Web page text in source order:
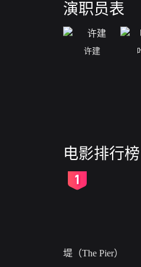
演职员表
许建
电影排行榜
堤（The Pier）